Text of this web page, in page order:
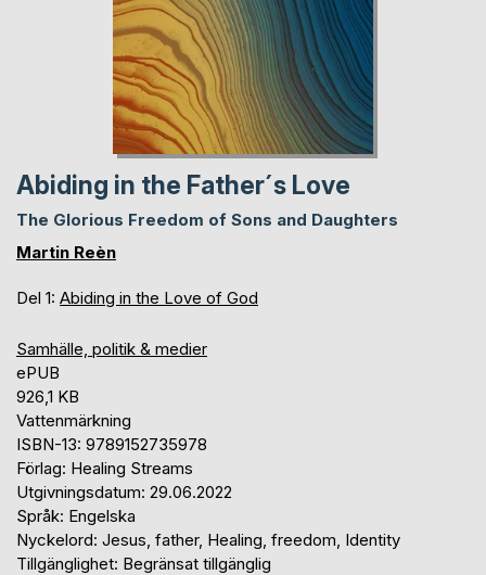
Abiding in the Father´s Love
The Glorious Freedom of Sons and Daughters
Martin Reèn
Del 1: Abiding in the Love of God
Samhälle, politik & medier
ePUB
926,1 KB
Vattenmärkning
ISBN-13: 9789152735978
Förlag: Healing Streams
Utgivningsdatum: 29.06.2022
Språk: Engelska
Nyckelord: Jesus, father, Healing, freedom, Identity
Tillgänglighet: Begränsat tillgänglig